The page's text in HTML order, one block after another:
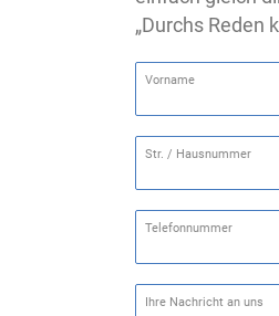
„Durchs Reden
Vorname
Str. / Hausnummer
Telefonnummer
Ihre Nachricht an uns